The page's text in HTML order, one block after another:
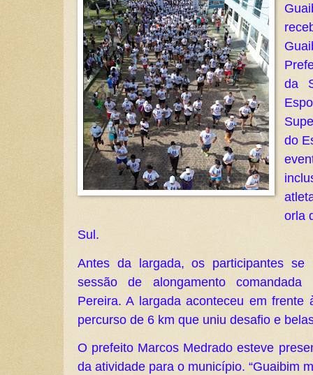
da
do
orla
Sul.
Antes da largada, os participantes se
sessão de alongamento comandada
Pereira. A largada aconteceu em frente
percurso de 6 km que uniu desafio e
O prefeito Marcos Medrado esteve
da atividade para o município. “Guaibim